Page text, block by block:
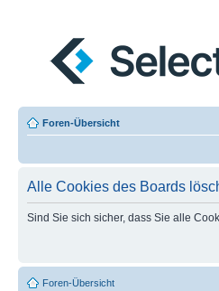
Foren-Übersicht
Alle Cookies des Boards
Sind Sie sich sicher, dass Sie alle
Foren-Übersicht